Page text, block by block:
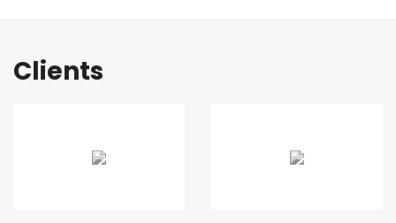
Clients